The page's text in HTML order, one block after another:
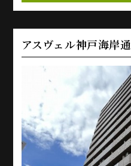
アスヴェル神戸海岸通